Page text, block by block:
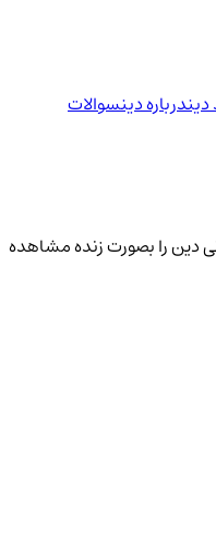
درباره دینسوالات
دین را بصورت زنده مشاهده